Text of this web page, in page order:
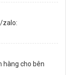
zalo:
hàng cho bên